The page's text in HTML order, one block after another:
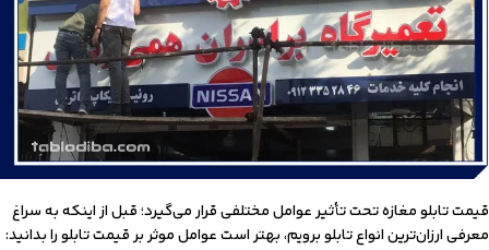
قیمت تابلو مغازه تحت تأثیر عوامل مختلفی قرار می‌گیرد؛ قبل از اینکه به سراغ
معرفی ارزان‌ترین انواع تابلو برویم، بهتر است عوامل موثر بر قیمت تابلو را بدانید: